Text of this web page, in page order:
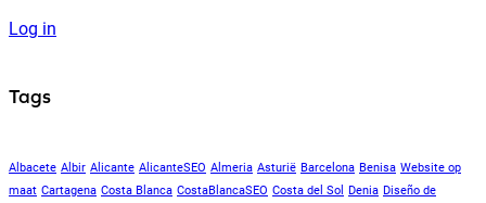
Log in
Tags
Albacete Albir Alicante AlicanteSEO Almeria Asturië Barcelona Benisa Website op
maat Cartagena Costa Blanca CostaBlancaSEO Costa del Sol Denia Diseño de